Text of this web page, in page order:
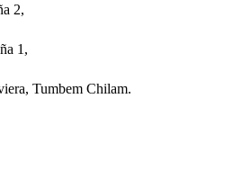
2,
1,
Tumbem Chilam.